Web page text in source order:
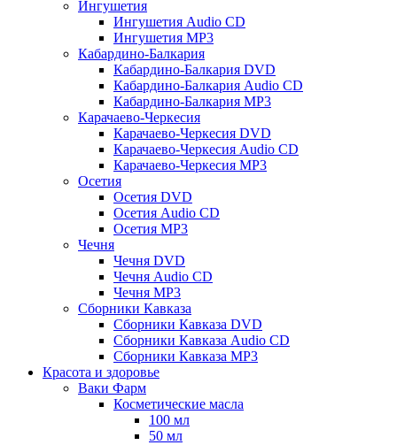
Ингушетия
Ингушетия Audio CD
Ингушетия MP3
Кабардино-Балкария
Кабардино-Балкария DVD
Кабардино-Балкария Audio CD
Кабардино-Балкария MP3
Карачаево-Черкесия
Карачаево-Черкесия DVD
Карачаево-Черкесия Audio CD
Карачаево-Черкесия MP3
Осетия
Осетия DVD
Осетия Audio CD
Осетия MP3
Чечня
Чечня DVD
Чечня Audio CD
Чечня MP3
Сборники Кавказа
Сборники Кавказа DVD
Сборники Кавказа Audio CD
Сборники Кавказа MP3
Красота и здоровье
Ваки Фарм
Косметические масла
100 мл
50 мл